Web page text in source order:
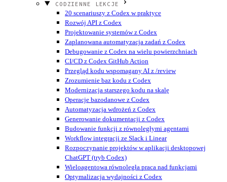
CODZIENNE LEKCJE
20 scenariuszy z Codex w praktyce
Rozwój API z Codex
Projektowanie systemów z Codex
Zaplanowana automatyzacja zadań z Codex
Debugowanie z Codex na wielu powierzchniach
CI/CD z Codex GitHub Action
Przegląd kodu wspomagany AI z /review
Zrozumienie baz kodu z Codex
Modernizacja starszego kodu na skalę
Operacje bazodanowe z Codex
Automatyzacja wdrożeń z Codex
Generowanie dokumentacji z Codex
Budowanie funkcji z równoległymi agentami
Workflow integracji ze Slack i Linear
Rozpoczynanie projektów w aplikacji desktopowej
ChatGPT (tryb Codex)
Wieloagentowa równoległa praca nad funkcjami
Optymalizacja wydajności z Codex